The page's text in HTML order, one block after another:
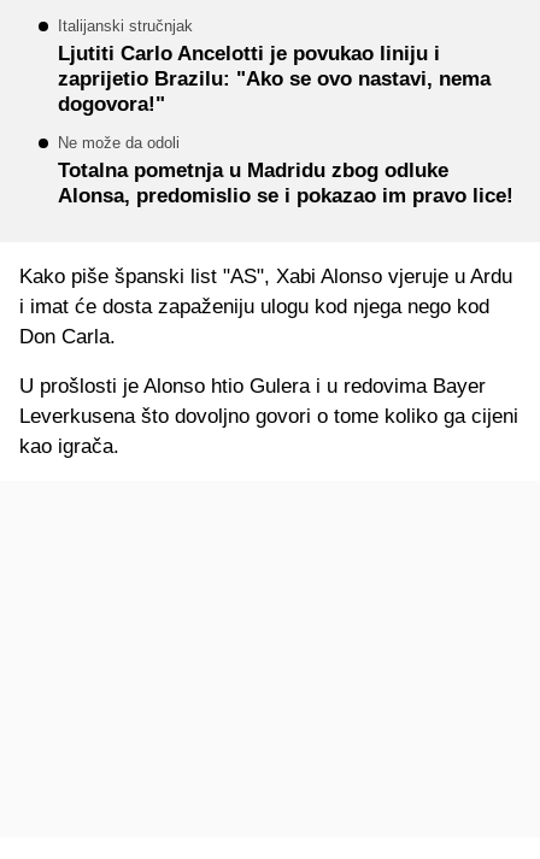
Italijanski stručnjak
Ljutiti Carlo Ancelotti je povukao liniju i
zaprijetio Brazilu: "Ako se ovo nastavi, nema
dogovora!"
Ne može da odoli
Totalna pometnja u Madridu zbog odluke
Alonsa, predomislio se i pokazao im pravo lice!
Kako piše španski list "AS", Xabi Alonso vjeruje u Ardu
i imat će dosta zapaženiju ulogu kod njega nego kod
Don Carla.
U prošlosti je Alonso htio Gulera i u redovima Bayer
Leverkusena što dovoljno govori o tome koliko ga cijeni
kao igrača.